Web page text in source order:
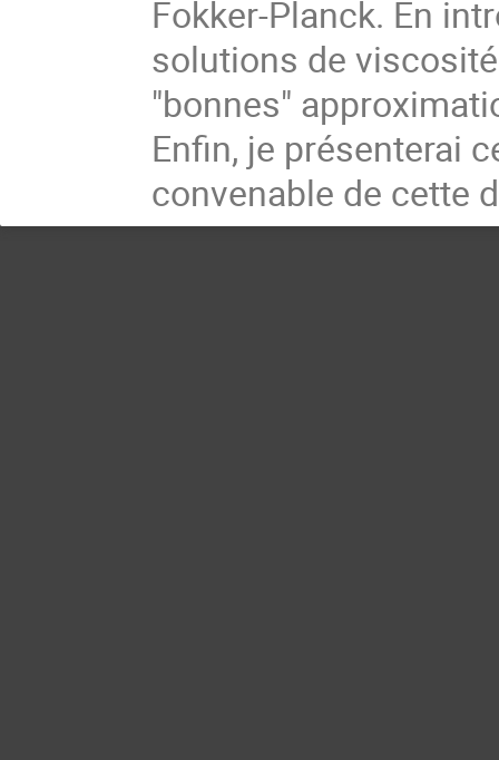
Fokker-Planck. En
solutions de
"bonnes"
Enfin, je présenterai
convenable de cette